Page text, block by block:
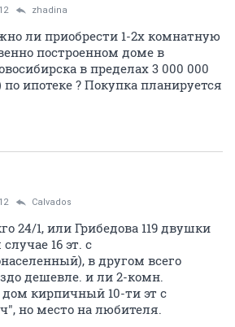
zhadina
ли приобрести 1-2х комнатную
построенном доме в
в пределах 3 000 000
ипотеке ? Покупка планируется
Calvados
24/1, или Грибедова 119 двушки
16 эт. с
в другом всего
дешевле. и ли 2-комн.
дом кирпичный 10-ти эт с
но место на любителя.